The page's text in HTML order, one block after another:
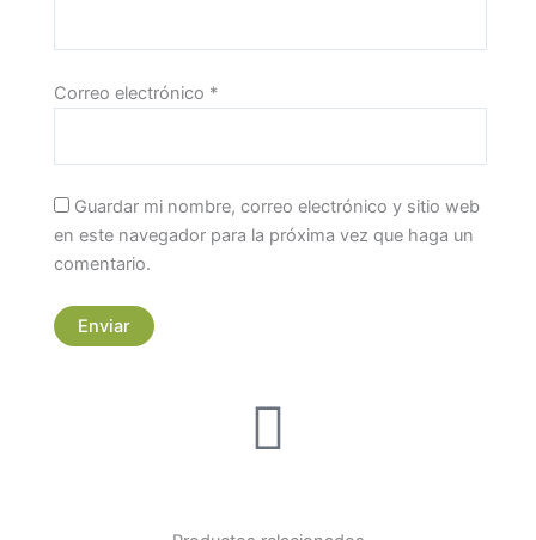
Correo electrónico *
Guardar mi nombre, correo electrónico y sitio web
en este navegador para la próxima vez que haga un
comentario.